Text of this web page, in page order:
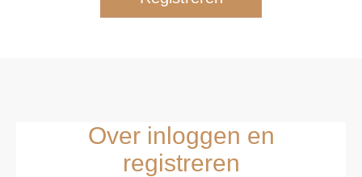
Over inloggen en
registreren